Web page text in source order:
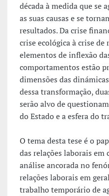
década à medida que se
as suas causas e se
resultados. Da crise
crise ecológica à crise
elementos de inflexão
comportamentos estão
dimensões das
dessa transformação,
serão alvo de
do Estado e a esfera do
O tema desta tese é o
das relações laborais em
análise ancorada no
relações laborais em
trabalho temporário de